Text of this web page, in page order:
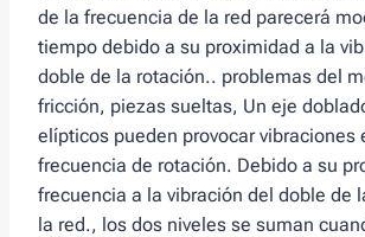
de la frecuencia de la red parecerá
tiempo debido a su proximidad a la
doble de la rotación.. problemas del
fricción, piezas sueltas, Un eje
elípticos pueden provocar vibraciones
frecuencia de rotación. Debido a su
frecuencia a la vibración del doble de
la red., los dos niveles se suman